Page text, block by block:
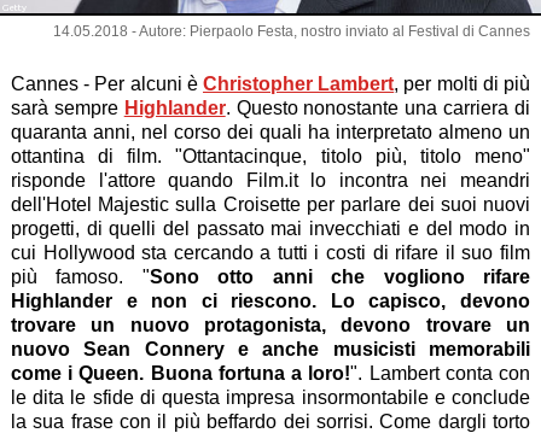
Getty
14.05.2018 - Autore: Pierpaolo Festa, nostro inviato al Festival di Cannes
Cannes - Per alcuni è Christopher Lambert, per molti di più
sarà sempre Highlander. Questo nonostante una carriera di
quaranta anni, nel corso dei quali ha interpretato almeno un
ottantina di film. "Ottantacinque, titolo più, titolo meno"
risponde l'attore quando Film.it lo incontra nei meandri
dell'Hotel Majestic sulla Croisette per parlare dei suoi nuovi
progetti, di quelli del passato mai invecchiati e del modo in
cui Hollywood sta cercando a tutti i costi di rifare il suo film
più famoso. "Sono otto anni che vogliono rifare
Highlander e non ci riescono. Lo capisco, devono
trovare un nuovo protagonista, devono trovare un
nuovo Sean Connery e anche musicisti memorabili
come i Queen. Buona fortuna a loro!". Lambert conta con
le dita le sfide di questa impresa insormontabile e conclude
la sua frase con il più beffardo dei sorrisi. Come dargli torto